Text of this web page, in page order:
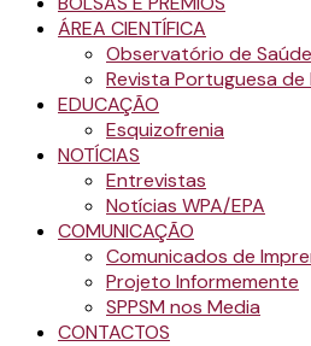
ÁREA CIENTÍFICA
Observatório de
Revista Portuguesa
EDUCAÇÃO
Esquizofrenia
NOTÍCIAS
Entrevistas
Notícias WPA/EPA
COMUNICAÇÃO
Comunicados de
Projeto Informemente
SPPSM nos Media
CONTACTOS